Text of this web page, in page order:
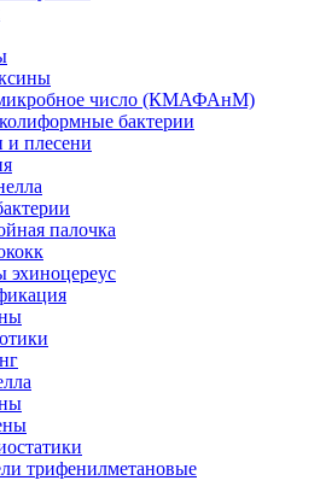
число (КМАФАнМ)
бактерии
плесени
палочка
эхиноцереус
трифенилметановые